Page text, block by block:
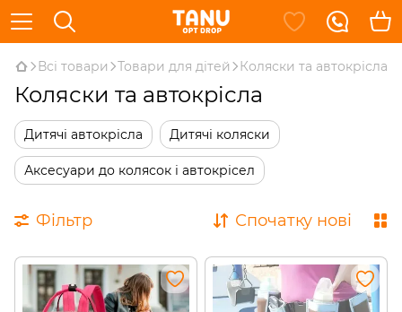
Всі товари Товари для дітей Коляски та автокрісла
Коляски та автокрісла
Дитячі автокрісла Дитячі коляски
Аксесуари до колясок і автокрісел
Фільтр Спочатку нові